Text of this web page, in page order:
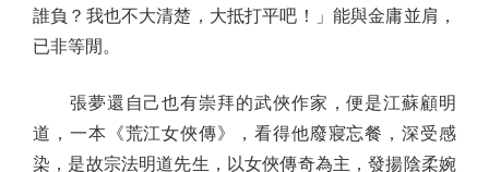
誰負？我也不大清楚，大抵打平吧！」能與金庸並肩，
已非等閒。
張夢還自己也有崇拜的武俠作家，便是江蘇顧明
道，一本《荒江女俠傳》，看得他廢寢忘餐，深受感
染，是故宗法明道先生，以女俠傳奇為主，發揚陰柔婉